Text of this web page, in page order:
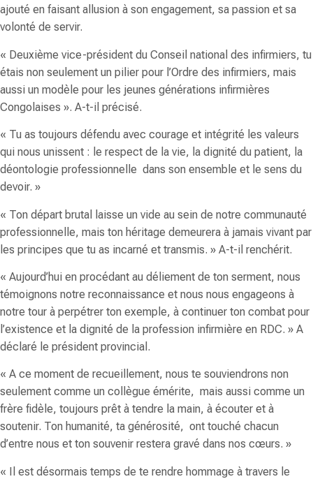
ajouté en faisant allusion à son engagement, sa passion et sa
volonté de servir.
« Deuxième vice-président du Conseil national des infirmiers, tu
étais non seulement un pilier pour l’Ordre des infirmiers, mais
aussi un modèle pour les jeunes générations infirmières
Congolaises ». A-t-il précisé.
« Tu as toujours défendu avec courage et intégrité les valeurs
qui nous unissent : le respect de la vie, la dignité du patient, la
déontologie professionnelle dans son ensemble et le sens du
devoir. »
« Ton départ brutal laisse un vide au sein de notre communauté
professionnelle, mais ton héritage demeurera à jamais vivant par
les principes que tu as incarné et transmis. » A-t-il renchérit.
« Aujourd’hui en procédant au déliement de ton serment, nous
témoignons notre reconnaissance et nous nous engageons à
notre tour à perpétrer ton exemple, à continuer ton combat pour
l’existence et la dignité de la profession infirmière en RDC. » A
déclaré le président provincial.
« A ce moment de recueillement, nous te souviendrons non
seulement comme un collègue émérite, mais aussi comme un
frère fidèle, toujours prêt à tendre la main, à écouter et à
soutenir. Ton humanité, ta générosité, ont touché chacun
d’entre nous et ton souvenir restera gravé dans nos cœurs. »
« Il est désormais temps de te rendre hommage à travers le